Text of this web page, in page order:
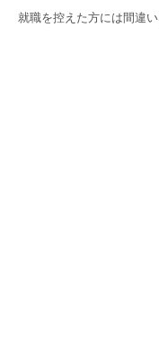
就職を控えた方には間違